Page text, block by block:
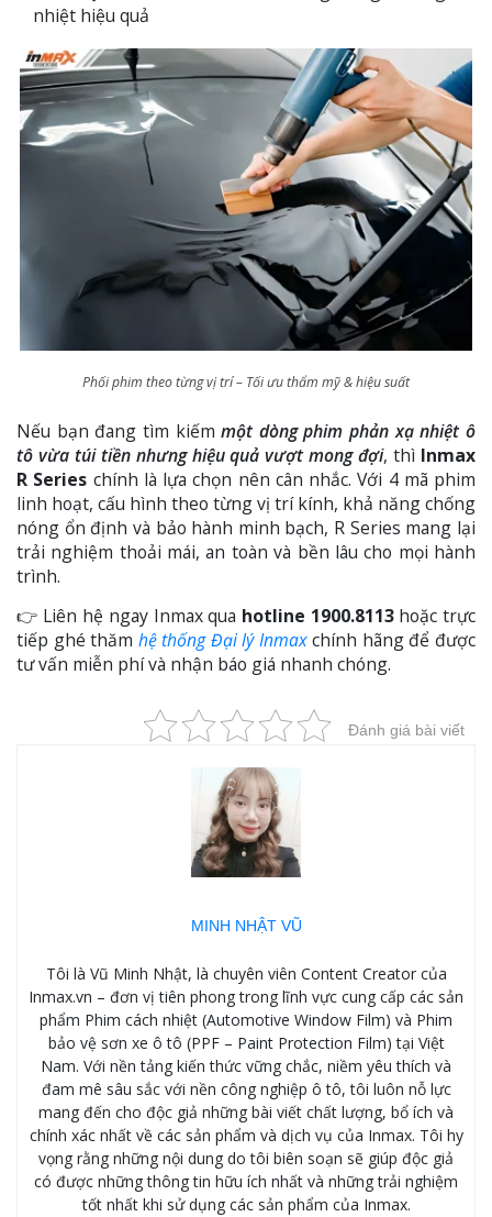
nhiệt hiệu quả
Phối phim theo từng vị trí – Tối ưu thẩm mỹ & hiệu suất
Nếu bạn đang tìm kiếmmột dòng phim phản xạ nhiệt ô
tô vừa túi tiền nhưng hiệu quả vượt mong đợi, thì Inmax
R Series chính là lựa chọn nên cân nhắc. Với 4 mã phim
linh hoạt, cấu hình theo từng vị trí kính, khả năng chống
nóng ổn định và bảo hành minh bạch, R Series mang lại
trải nghiệm thoải mái, an toàn và bền lâu cho mọi hành
trình.
👉 Liên hệ ngay Inmax qua hotline 1900.8113hoặc trực
tiếp ghé thăm hệ thống Đại lý Inmaxchính hãng để được
tư vấn miễn phí và nhận báo giá nhanh chóng.
Đánh giá bài viết
MINH NHẬT VŨ
Tôi là Vũ Minh Nhật, là chuyên viên Content Creator của
Inmax.vn – đơn vị tiên phong trong lĩnh vực cung cấp các sản
phẩm Phim cách nhiệt (Automotive Window Film) và Phim
bảo vệ sơn xe ô tô (PPF – Paint Protection Film) tại Việt
Nam. Với nền tảng kiến thức vững chắc, niềm yêu thích và
đam mê sâu sắc với nền công nghiệp ô tô, tôi luôn nỗ lực
mang đến cho độc giả những bài viết chất lượng, bổ ích và
chính xác nhất về các sản phẩm và dịch vụ của Inmax. Tôi hy
vọng rằng những nội dung do tôi biên soạn sẽ giúp độc giả
có được những thông tin hữu ích nhất và những trải nghiệm
tốt nhất khi sử dụng các sản phẩm của Inmax.